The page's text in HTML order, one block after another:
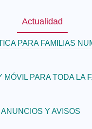
Actualidad
PARA FAMILIAS
MÓVIL PARA TODA LA
Y AVISOS